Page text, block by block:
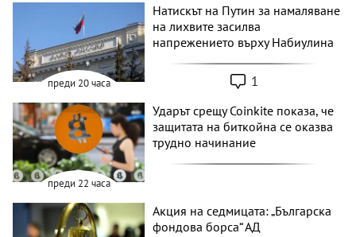
преди 20 часа
Натискът на Путин за намаляване
на лихвите засилва
напрежението върху Набиулина
1
преди 22 часа
Ударът срещу Coinkite показа, че
защитата на биткойна се оказва
трудно начинание
Акция на седмицата: „Българска
фондова борса“ АД